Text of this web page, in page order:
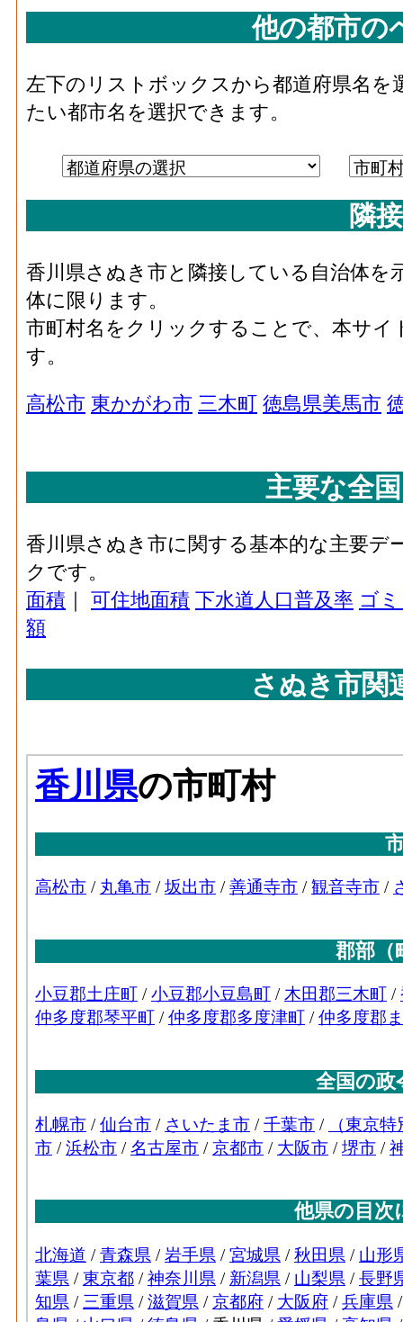
他の都市の
左下のリストボックスから都道府県名
たい都市名を選択できます。
隣
香川県さぬき市と隣接している自治体
体に限ります。
市町村名をクリックすることで、本サ
す。
高松市 東かがわ市 三木町 徳島県美馬市
主要な全
香川県さぬき市に関する基本的な主要
クです。
面積
可住地面積 下水道人口普及率 ゴ
額
さぬき市関